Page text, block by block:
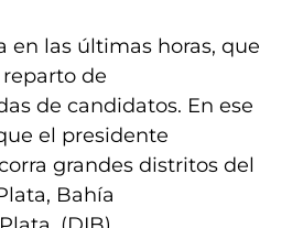
en las últimas horas, que
de
de candidatos. En ese
el presidente
grandes distritos del
Bahía